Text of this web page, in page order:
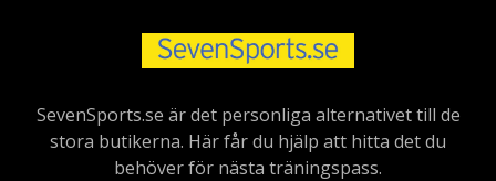
SevenSports.se är det personliga alternativet till de
stora butikerna. Här får du hjälp att hitta det du
behöver för nästa träningspass.